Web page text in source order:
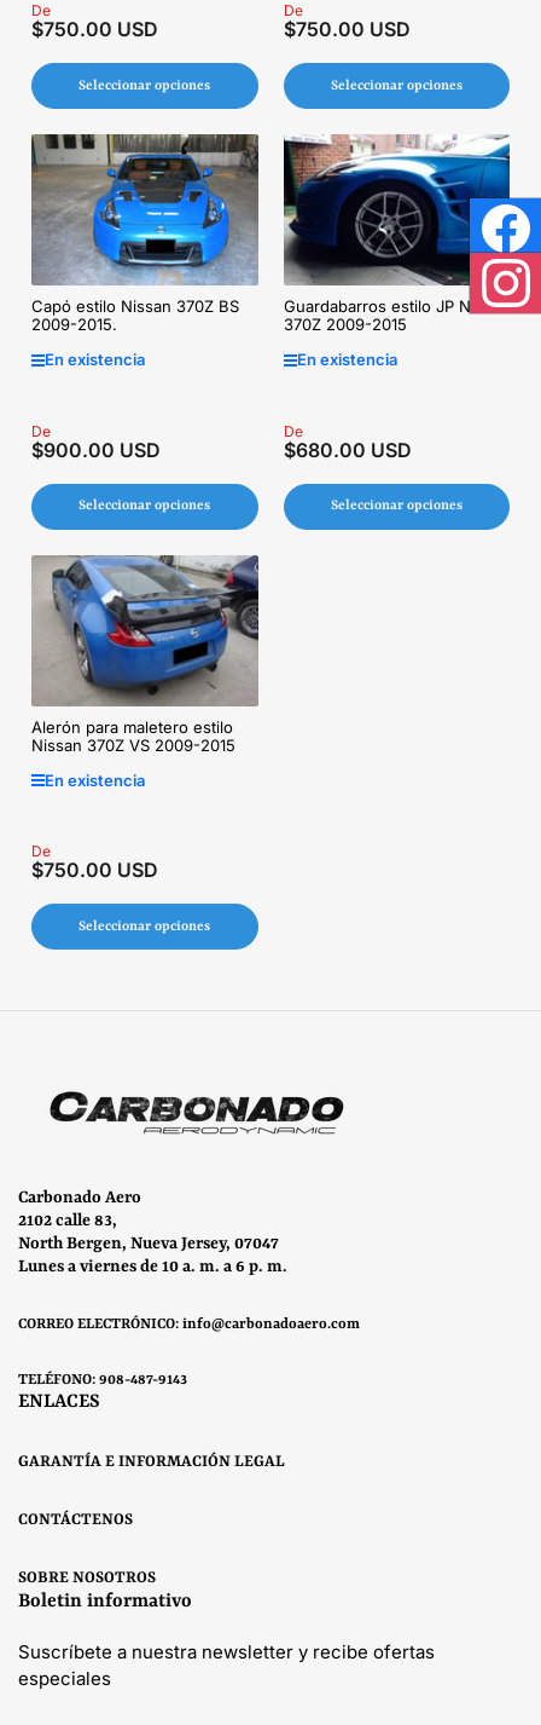
Precio
regular
De
$750.00 USD
Seleccionar opciones
Precio
regular
De
$750.00 USD
Seleccionar opciones
Capó estilo Nissan 370Z BS
2009-2015.
En existencia
Precio
regular
De
$900.00 USD
Seleccionar opciones
Guardabarros estilo JP Nissan
370Z 2009-2015
En existencia
Precio
regular
De
$680.00 USD
Seleccionar opciones
Alerón para maletero estilo
Nissan 370Z VS 2009-2015
En existencia
Precio
regular
De
$750.00 USD
Seleccionar opciones
Carbonado Aero
2102 calle 83,
North Bergen, Nueva Jersey, 07047
Lunes a viernes de 10 a. m. a 6 p. m.
CORREO ELECTRÓNICO: info@carbonadoaero.com
TELÉFONO: 908-487-9143
ENLACES
GARANTÍA E INFORMACIÓN LEGAL
CONTÁCTENOS
SOBRE NOSOTROS
Boletin informativo
Suscríbete a nuestra newsletter y recibe ofertas
especiales